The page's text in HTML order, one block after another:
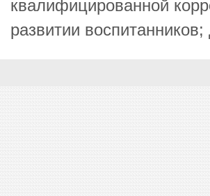
квалифицированной
развитии